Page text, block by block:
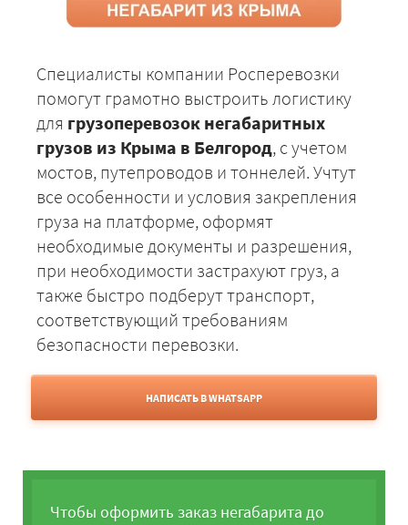
Специалисты компании Росперевозки
помогут грамотно выстроить логистику
для грузоперевозок негабаритных
грузов из Крыма в Белгород, с учетом
мостов, путепроводов и тоннелей. Учтут
все особенности и условия закрепления
груза на платформе, оформят
необходимые документы и разрешения,
при необходимости застрахуют груз, а
также быстро подберут транспорт,
соответствующий требованиям
безопасности перевозки.
НАПИСАТЬ В WHATSAPP
Чтобы оформить заказ негабарита до